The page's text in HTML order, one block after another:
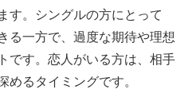
す。シングルの方にとって
る一方で、過度な期待や理想
です。恋人がいる方は、相手
めるタイミングです。